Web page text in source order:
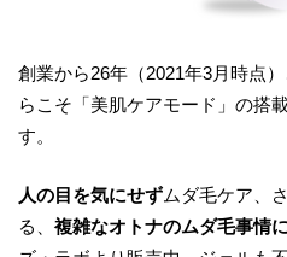
創業から26年（2021年3月時点
らこそ「美肌ケアモード」の搭
す。
人の目を気にせずムダ毛ケア、
る、 複雑なオトナのムダ毛事情